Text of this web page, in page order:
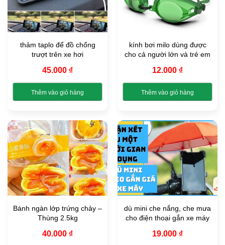
thể.
Các
tùy
có
thể
được
trên
trang
phẩm
thảm taplo để đồ chống
trượt trên xe hơi
45.000 ₫
Thêm vào giỏ hàng
này
có
nhiều
biến
thể.
Các
tùy
có
thể
được
kính bơi milo dùng được
cho cả người lớn và trẻ em
12.000 ₫
Thêm vào giỏ hàng
này
nhiều
biến
thể.
Các
tùy
có
thể
được
Bánh ngàn lớp trứng chảy –
Thùng 2.5kg
40.000 ₫
dù mini che nắng, che mưa
cho điện thoại gắn xe máy
19.000 ₫